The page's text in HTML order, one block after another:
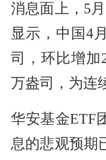
消息面上，5
显示，中国4
司，环比增加
万盎司，为连
华安基金ETF
息的悲观预期